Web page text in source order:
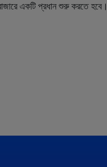
একটি প্রধান শুরু করতে হবে।